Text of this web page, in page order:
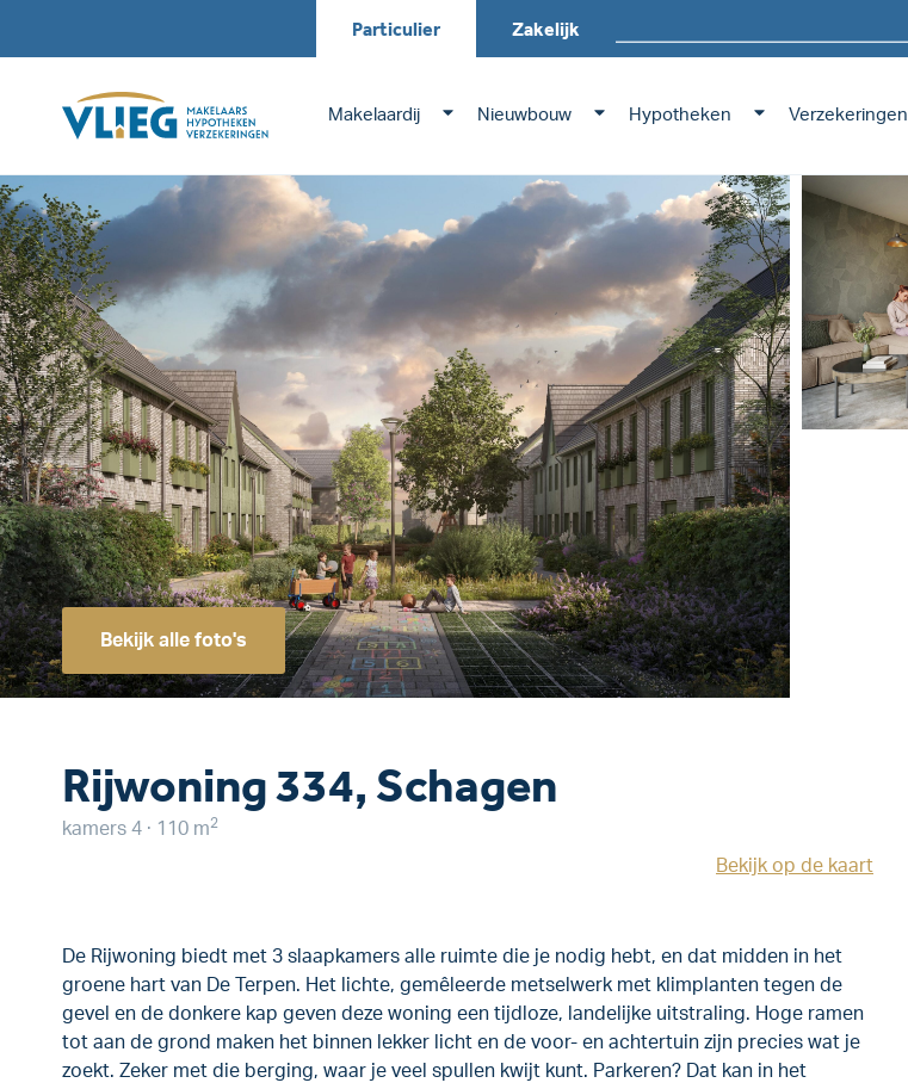
Particulier Zakelijk
Makelaardij Nieuwbouw Hypotheken Verzekeringen
Bekijk alle foto's
Rijwoning 334, Schagen
kamers 4 · 110 m2
Bekijk op de kaart
De Rijwoning biedt met 3 slaapkamers alle ruimte die je nodig hebt, en dat midden in het
groene hart van De Terpen. Het lichte, gemêleerde metselwerk met klimplanten tegen de
gevel en de donkere kap geven deze woning een tijdloze, landelijke uitstraling. Hoge ramen
tot aan de grond maken het binnen lekker licht en de voor- en achtertuin zijn precies wat je
zoekt. Zeker met die berging, waar je veel spullen kwijt kunt. Parkeren? Dat kan in het